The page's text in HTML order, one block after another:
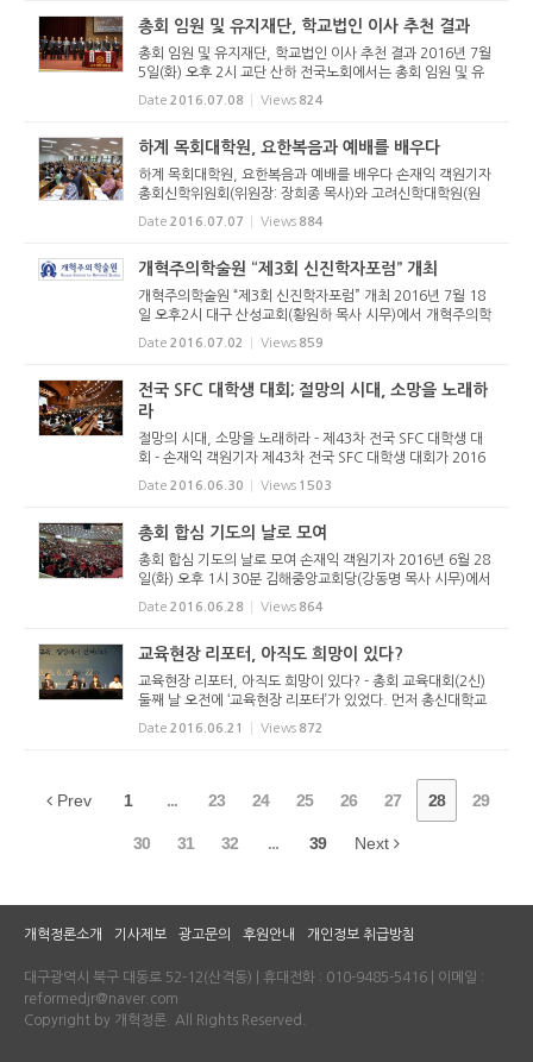
총회 임원 및 유지재단, 학교법인 이사 추천 결과
총회 임원 및 유지재단, 학교법인 이사 추천 결과 2016년 7월
5일(화) 오후 2시 교단 산하 전국노회에서는 총회 임원 및 유
지재단, 학교법인 이사 추천을 위한 노회가 열렸다. 9월에 있
을 제66회 총회를 앞두고 노회의 추천을 받아 후보 등록을 해
Date 2016.07.08 Views 824
하계 목회대학원, 요한복음과 예배를 배우다
하계 목회대학원, 요한복음과 예배를 배우다 손재익 객원기자
총회신학위원회(위원장: 장희종 목사)와 고려신학대학원(원
장: 변종길 박사)이 주관하는 2016 하계 목회대학원이 2016
년 7월 4일(월)부터 8일(금)까지 고려신학대학원(천안)에서
Date 2016.07.07 Views 884
개혁주의학술원 “제3회 신진학자포럼” 개최
개혁주의학술원 “제3회 신진학자포럼” 개최 2016년 7월 18
일 오후2시 대구 산성교회(황원하 목사 시무)에서 개혁주의학
술원(원장 이신열 고신대 교수) 주최로 제3회 신진학자포럼이
개최된다. 신진학자포럼은 신진학자들에게 연구한 내용을 발
Date 2016.07.02 Views 859
전국 SFC 대학생 대회; 절망의 시대, 소망을 노래하
라
절망의 시대, 소망을 노래하라 - 제43차 전국 SFC 대학생 대
회 - 손재익 객원기자 제43차 전국 SFC 대학생 대회가 2016
년 6월 28일(화)부터 7월 2일(토)까지 총신대학원(양지) 대강
당에서 열렸다. 지난해에는 전국적으로 유행했던 전염병 메르
Date 2016.06.30 Views 1503
총회 합심 기도의 날로 모여
총회 합심 기도의 날로 모여 손재익 객원기자 2016년 6월 28
일(화) 오후 1시 30분 김해중앙교회당(강동명 목사 시무)에서
는 총회 산하 전국교회 합심 기도의 날 행사가 있었다. 이 날
행사는 김해중앙교회 찬양팀의 인도로 찬양을 한 뒤, 1부 예배
Date 2016.06.28 Views 864
교육현장 리포터, 아직도 희망이 있다?
교육현장 리포터, 아직도 희망이 있다? - 총회 교육대회(2신)
둘째 날 오전에 ‘교육현장 리포터’가 있었다. 먼저 총신대학교
함영주 교수가 “교회학교의 현실”을 리포터 했다. 함 교수는
교회성장의 끝물에 이르렀다고 말하고, 교회교육의 골든타임
Date 2016.06.21 Views 872
Prev 1 ... 23 24 25 26 27 28 29
30 31 32 ... 39 Next
개혁정론소개 기사제보 광고문의 후원안내 개인정보 취급방침
대구광역시 북구 대동로 52-12(산격동) | 휴대전화 : 010-9485-5416 | 이메일 :
reformedjr@naver.com
Copyright by 개혁정론. All Rights Reserved.